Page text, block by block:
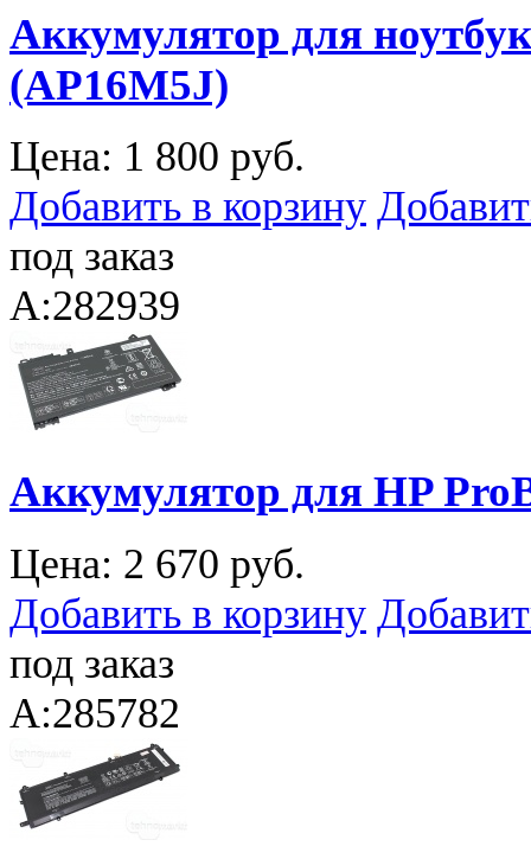
Аккумулятор для
(AP16M5J)
Цена: 1 800 руб.
Добавить в корзину
под заказ
A:282939
Аккумулятор для HP
Цена: 2 670 руб.
Добавить в корзину
под заказ
A:285782